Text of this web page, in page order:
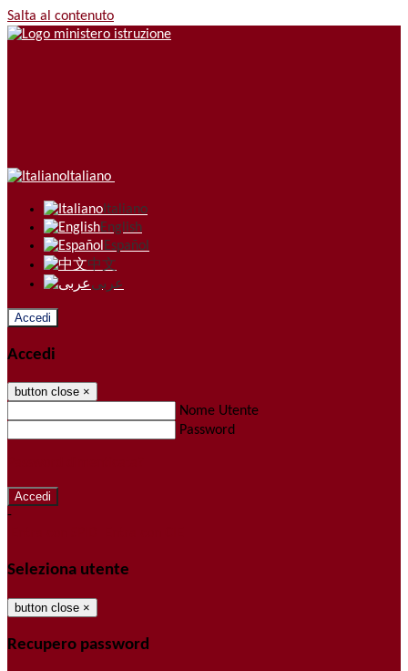
Salta al contenuto
Italiano
Italiano
English
Español
中文
عربى
Accedi
Accedi
button close ×
Nome Utente
Password
-
Seleziona utente
button close ×
Recupero password